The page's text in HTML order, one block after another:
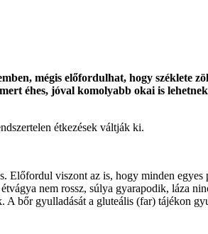
mégis előfordulhat, hogy széklete
éhes, jóval komolyabb okai is
étkezések váltják ki.
Előfordul viszont az is, hogy minden
nem rossz, súlya gyarapodik, láza
A bőr gyulladását a gluteális (far) tájékon